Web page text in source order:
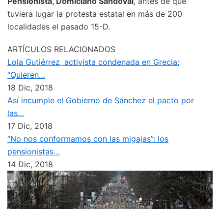
tuviera lugar la protesta estatal en más de 200
localidades el pasado 15-D.
ARTÍCULOS RELACIONADOS
Lola Gutiérrez, activista condenada en Grecia:
“Quieren…
18 Dic, 2018
Así incumple el Gobierno de Sánchez el pacto por
las…
17 Dic, 2018
“No nos conformamos con las migajas”: los
pensionistas…
14 Dic, 2018